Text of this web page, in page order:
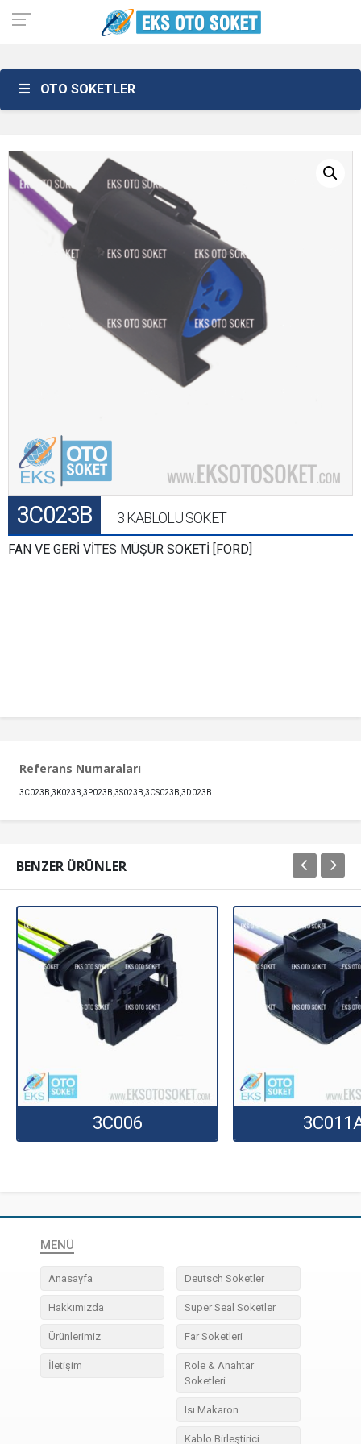
OTO SOKETLER
3C023B 3 KABLOLU SOKET
FAN VE GERİ VİTES MÜŞÜR SOKETİ [FORD]
Referans Numaraları
3C023B,3K023B,3P023B,3S023B,3CS023B,3D023B
BENZER ÜRÜNLER
3C006
MENÜ
Anasayfa
Hakkımızda
Ürünlerimiz
İletişim
Deutsch Soketler
Super Seal Soketler
Far Soketleri
Role & Anahtar
Soketleri
Isı Makaron
Kablo Birleştirici